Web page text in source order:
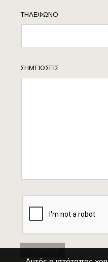
ΤΗΛΈΦΩΝΟ
ΣΗΜΕΙΏΣΕΙΣ
ΑΠΟΣΤΟΛΉ